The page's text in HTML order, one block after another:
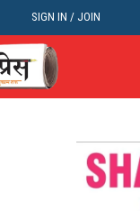
SIGN IN / JOIN